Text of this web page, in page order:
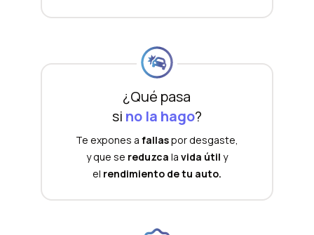
¿Qué pasa
si no la hago?
Te expones a fallaspor desgaste,
y que se reduzca la vida útil y
el rendimiento de tu auto.